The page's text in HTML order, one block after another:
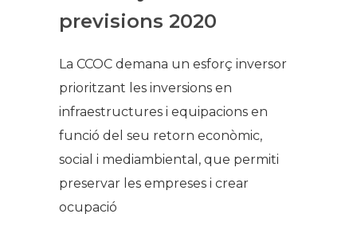
previsions 2020
La CCOC demana un esforç inversor
prioritzant les inversions en
infraestructures i equipacions en
funció del seu retorn econòmic,
social i mediambiental, que permiti
preservar les empreses i crear
ocupació